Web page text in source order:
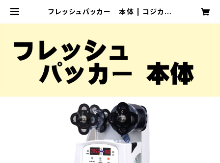
フレッシュパッカー 本体 | コジカオ